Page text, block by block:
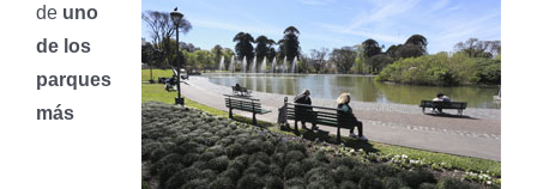
de uno
de los
parques
más